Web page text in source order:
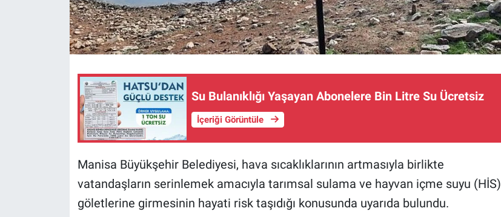
Su Bulanıklığı Yaşayan Abonelere Bin Litre Su Ücretsiz
İçeriği Görüntüle
Manisa Büyükşehir Belediyesi, hava sıcaklıklarının artmasıyla birlikte
vatandaşların serinlemek amacıyla tarımsal sulama ve hayvan içme suyu (HİS)
göletlerine girmesinin hayati risk taşıdığı konusunda uyarıda bulundu.